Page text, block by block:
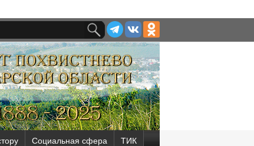
Социальная сфера ТИК